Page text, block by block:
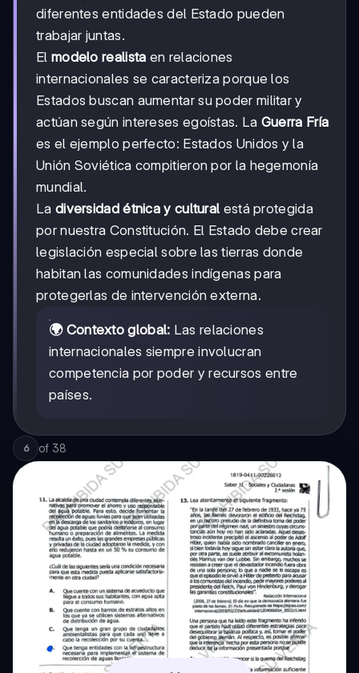
diferentes entidades del Estado pueden
trabajar juntas.
El modelo realista en relaciones
internacionales se caracteriza porque los
Estados buscan aumentar su poder militar y
actúan según intereses egoístas. La Guerra Fría
es el ejemplo perfecto: Estados Unidos y la
Unión Soviética compitieron por la hegemonía
mundial.
La diversidad étnica y cultural está protegida
por nuestra Constitución. El Estado debe crear
legislación especial sobre las tierras donde
habitan las comunidades indígenas para
protegerlas de intervención externa.
🌍 Contexto global: Las relaciones
internacionales siempre involucran
competencia por poder y recursos entre
países.
6 of 38